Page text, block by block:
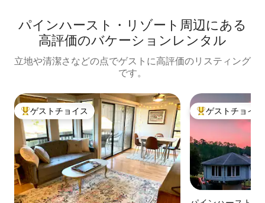
パインハースト・リゾート⁠周⁠辺⁠に⁠あ⁠る
高⁠評⁠価⁠のバ⁠ケ⁠ー⁠シ⁠ョ⁠ン⁠レ⁠ン⁠タ⁠ル
立地や清潔さなどの点でゲストに高評価のリスティング
です。
大好評のゲストチョイスです。
ゲストチョイス 大好評のゲスト
ゲストチョイス